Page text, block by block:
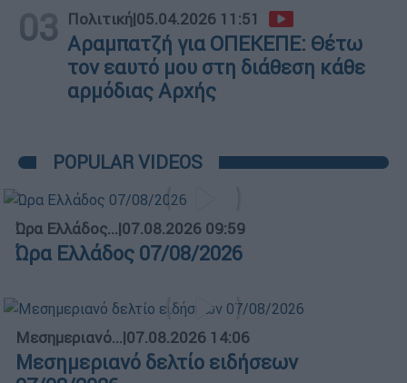
03 Πολιτική|05.04.2026 11:51
Αραμπατζή για ΟΠΕΚΕΠΕ: Θέτω
τον εαυτό μου στη διάθεση κάθε
αρμόδιας Αρχής
POPULAR VIDEOS
Ώρα Ελλάδος...|07.08.2026 09:59
Ώρα Ελλάδος 07/08/2026
Μεσημεριανό...|07.08.2026 14:06
Μεσημεριανό δελτίο ειδήσεων